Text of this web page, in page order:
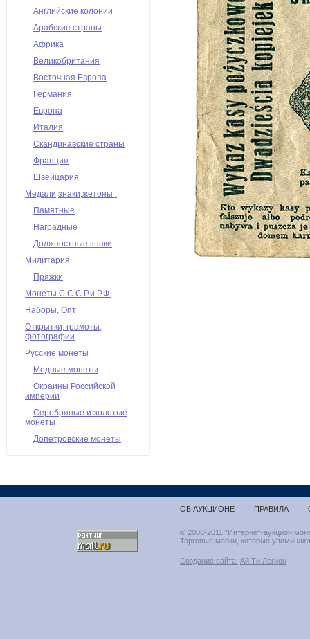
Английские колонии
Арабские страны
Африка
Великобритания
Восточная Европа
Германия
Европа
Италия
Скандинавские страны
Франция
Швейцария
Медали,знаки,жетоны .
Памятные
Наградные
Должностные знаки
Милитария
Пряжки
Монеты С.С.С.Р.и Р.Ф.
Наборы, Опт
Открытки, грамоты,
фотографии
Русские монеты
Медные монеты
Окраины Российской
империи
Серебряные и золотые
монеты
Допетровские монеты
ОБ АУКЦИОНЕ ПРАВИЛА
© 2008-2011 "Интернет-аукцион
Торговые марки, которые
Создание сайта: Ай Ти Легион